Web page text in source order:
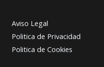
Aviso Legal
Politica de Privacidad
Politica de Cookies